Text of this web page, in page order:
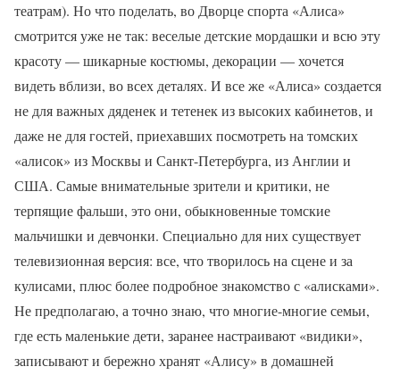
театрам). Но что поделать, во Дворце спорта «Алиса»
смотрится уже не так: веселые детские мордашки и всю эту
красоту — шикарные костюмы, декорации — хочется
видеть вблизи, во всех деталях. И все же «Алиса» создается
не для важных дяденек и тетенек из высоких кабинетов, и
даже не для гостей, приехавших посмотреть на томских
«алисок» из Москвы и Санкт-Петербурга, из Англии и
США. Самые внимательные зрители и критики, не
терпящие фальши, это они, обыкновенные томские
мальчишки и девчонки. Специально для них существует
телевизионная версия: все, что творилось на сцене и за
кулисами, плюс более подробное знакомство с «алисками».
Не предполагаю, а точно знаю, что многие-многие семьи,
где есть маленькие дети, заранее настраивают «видики»,
записывают и бережно хранят «Алису» в домашней